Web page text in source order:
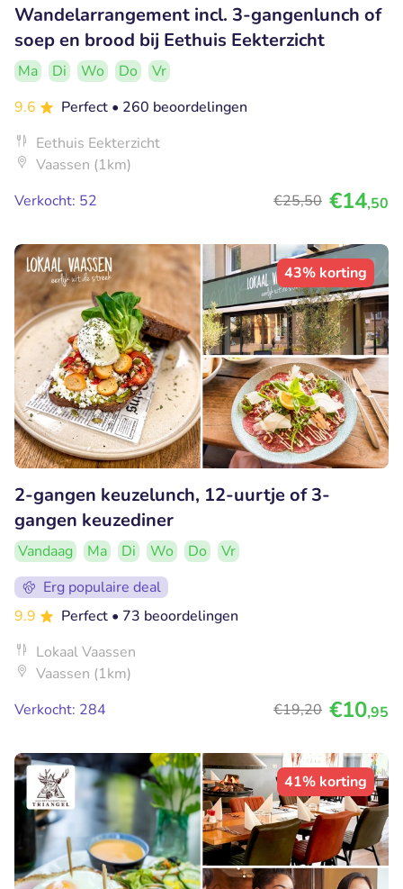
Wandelarrangement incl. 3-gangenlunch of
soep en brood bij Eethuis Eekterzicht
Ma Di Wo Do
Vr
9.6
Perfect • 260 beoordelingen
Eethuis Eekterzicht
Vaassen (1km)
Verkocht: 52
€25,50 €14,50
43% korting
2-gangen keuzelunch, 12-uurtje of 3-
gangen keuzediner
Vandaag Ma Di Wo Do
Vr
Erg populaire deal
9.9
Perfect • 73 beoordelingen
Lokaal Vaassen
Vaassen (1km)
Verkocht: 284
€19,20 €10,95
41% korting